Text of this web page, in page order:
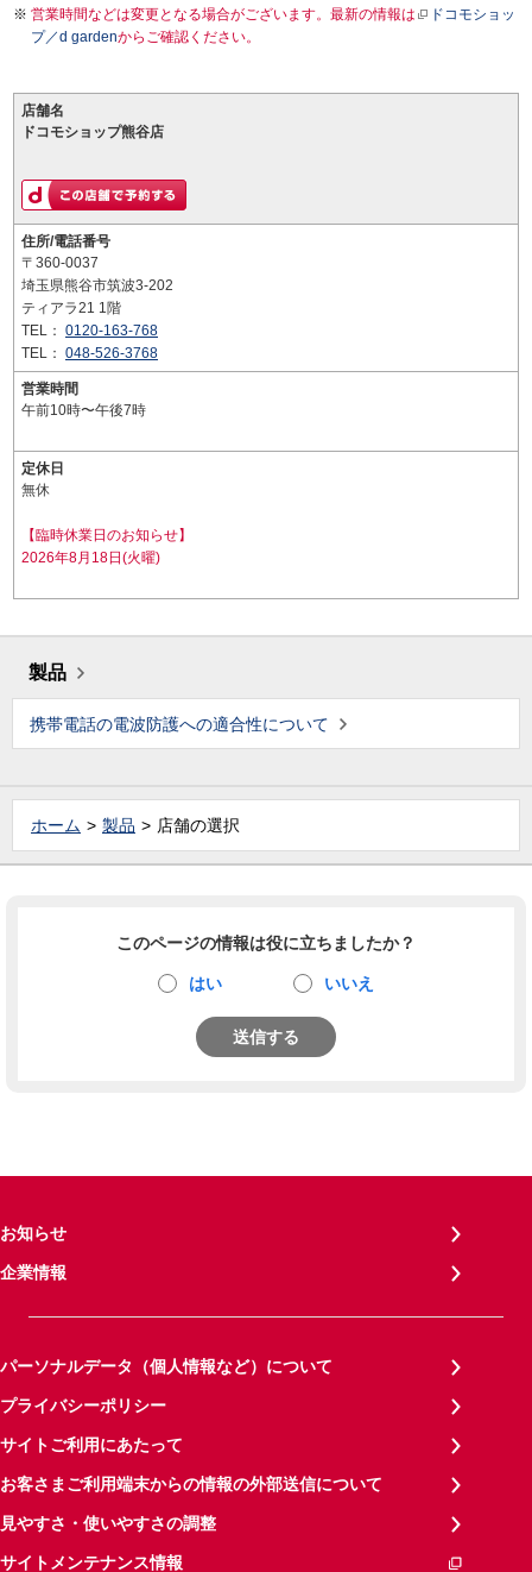
営業時間などは変更となる場合がございます。最新の情報は
ドコモショッ
プ／d gardenからご確認ください。
店舗名
ドコモショップ熊谷店
住所/電話番号
〒360-0037
埼玉県熊谷市筑波3-202
ティアラ21 1階
TEL： 0120-163-768
TEL： 048-526-3768
営業時間
午前10時〜午後7時
定休日
無休
【臨時休業日のお知らせ】
2026年8月18日(火曜)
製品
携帯電話の電波防護への適合性について
ホーム 製品 店舗の選択
このページの情報は役に立ちましたか？
はい いいえ
送信する
お知らせ
企業情報
パーソナルデータ（個人情報など）について
プライバシーポリシー
サイトご利用にあたって
お客さまご利用端末からの情報の外部送信について
見やすさ・使いやすさの調整
サイトメンテナンス情報